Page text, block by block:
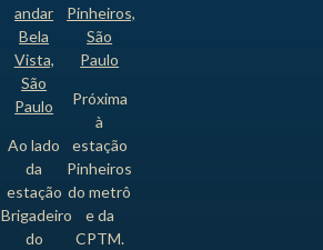
andar
Bela
Vista,
São
Paulo
Ao lado
da
estação
Brigadeiro
do
Pinheiros,
São
Paulo
Próxima
à
estação
Pinheiros
do metrô
e da
CPTM.